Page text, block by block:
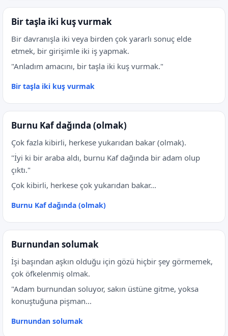
Bir taşla iki kuş vurmak
Bir davranışla iki veya birden çok yararlı sonuç elde
etmek, bir girişimle iki iş yapmak.
"Anladım amacını, bir taşla iki kuş vurmak."
Bir taşla iki kuş vurmak
Burnu Kaf dağında (olmak)
Çok fazla kibirli, herkese yukarıdan bakar (olmak).
"İyi ki bir araba aldı, burnu Kaf dağında bir adam olup
çıktı."
Çok kibirli, herkese çok yukarıdan bakar...
Burnu Kaf dağında (olmak)
Burnundan solumak
İşi başından aşkın olduğu için gözü hiçbir şey görmemek,
çok öfkelenmiş olmak.
"Adam burnundan soluyor, sakın üstüne gitme, yoksa
konuştuğuna pişman...
Burnundan solumak